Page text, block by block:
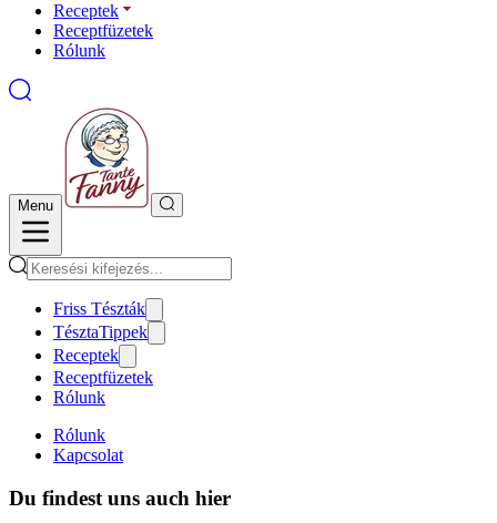
Receptek
Receptfüzetek
Rólunk
Menu
Friss Tészták
TésztaTippek
Receptek
Receptfüzetek
Rólunk
Rólunk
Kapcsolat
Du findest uns auch hier